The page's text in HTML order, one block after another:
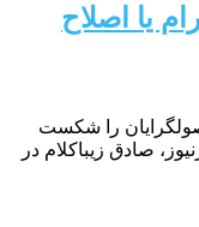
یا اصلاح
را شکست
صادق زیباکلام در